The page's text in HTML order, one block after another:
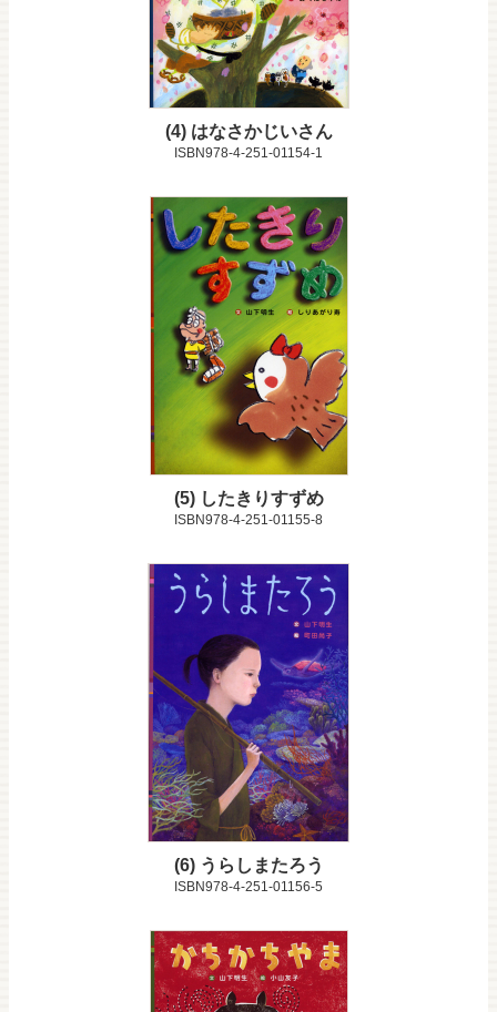
4 はなさかじいさん
ISBN978-4-251-01154-1
5 したきりすずめ
ISBN978-4-251-01155-8
6 うらしまたろう
ISBN978-4-251-01156-5